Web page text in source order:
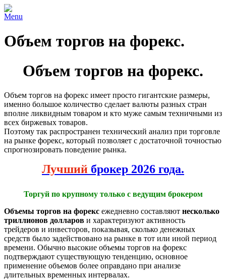
Menu
Объем торгов на форекс.
Объем торгов на форекс.
Объем торгов на форекс имеет просто гигантские размеры,
именно большое количество сделает валюты разных стран
вполне ликвидным товаром и кто муже самым техничными из
всех биржевых товаров.
Поэтому так распространен технический анализ при торговле
на рынке форекс, который позволяет с достаточной точностью
спрогнозировать поведение рынка.
Лучший брокер 2026 года.
Торгуй по крупному только с ведущим брокером
Объемы торгов на форекс ежедневно составляют несколько
триллионов долларов и характеризуют активность
трейдеров и инвесторов, показывая, сколько денежных
средств было задействовано на рынке в тот или иной период
времени. Обычно высокие объемы торгов на форекс
подтверждают существующую тенденцию, основное
применение объемов более оправдано при анализе
длительных временных интервалах.